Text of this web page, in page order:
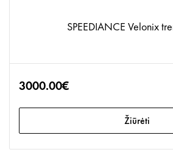
SPEEDIANCE Velonix
3000.00€
Žiūrėti